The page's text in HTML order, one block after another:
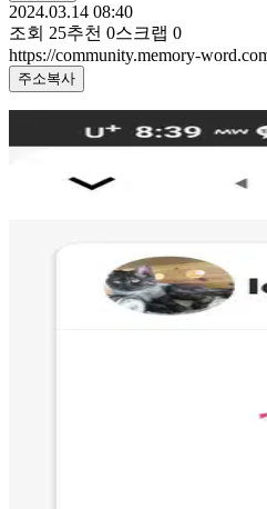
2024.03.14 08:40
조회 25추천 0스크랩 0
https://community.memory-
주소복사